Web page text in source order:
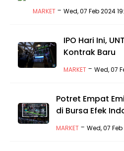
MARKET - Wed, 07 Feb 2024
IPO Hari Ini,
Kontrak Baru
MARKET- Wed, 07
Potret Empat
di Bursa Efek
MARKET -Wed, 07